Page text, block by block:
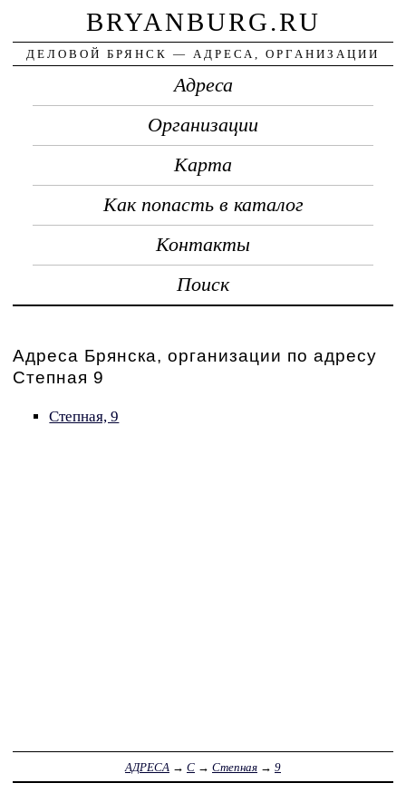
BRYANBURG.RU
ДЕЛОВОЙ БРЯНСК — АДРЕСА, ОРГАНИЗАЦИИ
Адреса
Организации
Карта
Как попасть в каталог
Контакты
Поиск
Адреса Брянска, организации по адресу
Степная 9
Степная, 9
АДРЕСА → С → Степная → 9